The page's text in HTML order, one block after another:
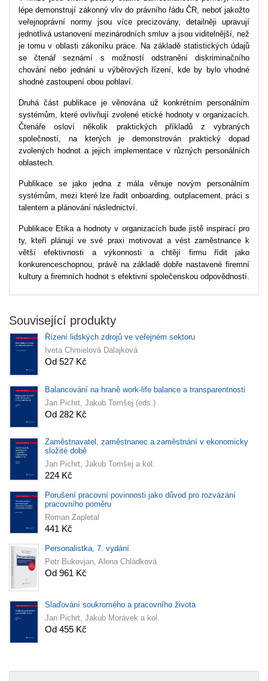
lépe demonstrují zákonný vliv do právního řádu ČR, neboť jakožto
veřejnoprávní normy jsou více precizovány, detailněji upravují
jednotlivá ustanovení mezinárodních smluv a jsou viditelnější, než
je tomu v oblasti zákoníku práce. Na základě statistických údajů
se čtenář seznámí s možností odstranění diskriminačního
chování nebo jednání u výběrových řízení, kde by bylo vhodné
shodné zastoupení obou pohlaví.
Druhá část publikace je věnována už konkrétním personálním
systémům, které ovlivňují zvolené etické hodnoty v organizacích.
Čtenáře osloví několik praktických příkladů z vybraných
společností, na kterých je demonstrován praktický dopad
zvolených hodnot a jejich implementace v různých personálních
oblastech.
Publikace se jako jedna z mála věnuje novým personálním
systémům, mezi které lze řadit onboarding, outplacement, práci s
talentem a plánování následnictví.
Publikace Etika a hodnoty v organizacích bude jistě inspirací pro
ty, kteří plánují ve své praxi motivovat a vést zaměstnance k
větší efektivnosti a výkonnosti a chtějí firmu řídit jako
konkurenceschopnou, právě na základě dobře nastavené firemní
kultury a firemních hodnot s efektivní společenskou odpovědností.
Související produkty
Řízení lidských zdrojů ve veřejném sektoru
Iveta Chmielová Dalajková
Od 527 Kč
Balancování na hraně work-life balance a transparentnosti
Jan Pichrt, Jakub Tomšej (eds.)
Od 282 Kč
Zaměstnavatel, zaměstnanec a zaměstnání v ekonomicky
složité době
Jan Pichrt, Jakub Tomšej a kol.
224 Kč
Porušení pracovní povinnosti jako důvod pro rozvázání
pracovního poměru
Roman Zapletal
441 Kč
Personalistka, 7. vydání
Petr Bukovjan, Alena Chládková
Od 961 Kč
Slaďování soukromého a pracovního života
Jan Pichrt, Jakub Morávek a kol.
Od 455 Kč